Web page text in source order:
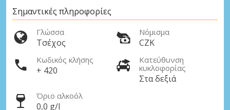
Σημαντικές πληροφορίες
Γλώσσα
Τσέχος
Νόμισμα
CZK
Κωδικός κλήσης
+ 420
Κατεύθυνση
κυκλοφορίας
Στα δεξιά
Όριο αλκοόλ
0,0 g/l